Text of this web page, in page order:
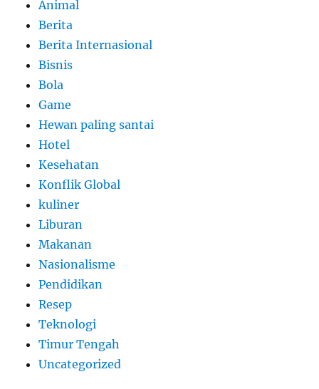
Animal
Berita
Berita Internasional
Bisnis
Bola
Game
Hewan paling santai
Hotel
Kesehatan
Konflik Global
kuliner
Liburan
Makanan
Nasionalisme
Pendidikan
Resep
Teknologi
Timur Tengah
Uncategorized